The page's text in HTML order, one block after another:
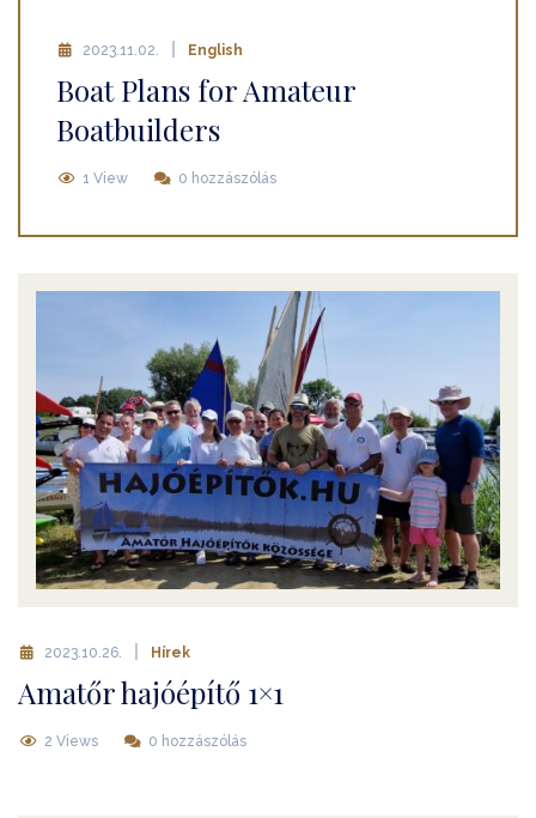
2023.11.02. English
Boat Plans for Amateur
Boatbuilders
1 View 0 hozzászólás
2023.10.26. Hírek
Amatőr hajóépítő 1×1
2 Views 0 hozzászólás